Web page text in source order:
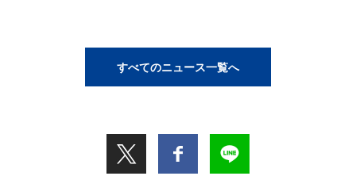
すべてのニュース一覧へ